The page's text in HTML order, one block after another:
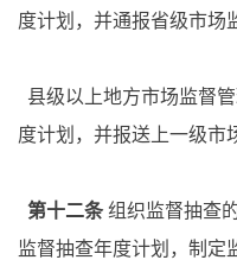
度计划，并通报省级市场
县级以上地方市场监督
度计划，并报送上一级市
第十二条 组织监督抽查
监督抽查年度计划，制定